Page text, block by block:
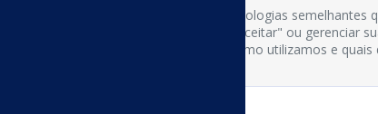
Usamos cookies e tecnologias
cookies clicando em "Aceitar" ou gerenciar
os tipos de cookies, como utilizamos e